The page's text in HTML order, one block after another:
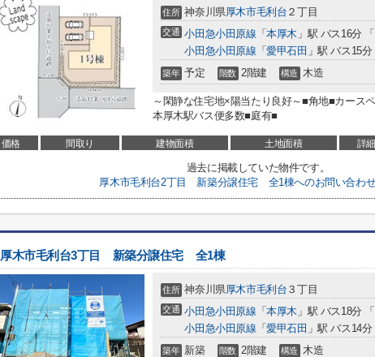
住所 神奈川県厚木市毛利台 ２丁目
交通 小田急小田原線 「本厚木 」駅 バス16分
小田急小田原線 「愛甲石田 」駅 バス15
築年 予定 階数 2階建 構造 木造
～閑静な住宅地×陽当たり良好～■角地■カース
本厚木駅バス便多数■庭有■
価格 間取り 建物面積 土地面積 詳細
過去に掲載していた物件です。
厚木市毛利台2丁目 新築分譲住宅 全1棟へのお問い合わ
厚木市毛利台3丁目 新築分譲住宅 全1棟
住所 神奈川県厚木市毛利台 ３丁目
交通 小田急小田原線 「本厚木 」駅 バス18分
小田急小田原線 「愛甲石田 」駅 バス14
築年 新築 階数 2階建 構造 木造